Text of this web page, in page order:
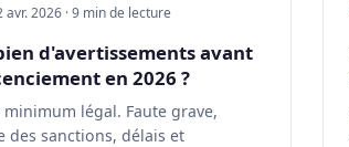
avr. 2026 · 9 min de lecture
d'avertissements avant
en 2026 ?
minimum légal. Faute grave,
des sanctions, délais et